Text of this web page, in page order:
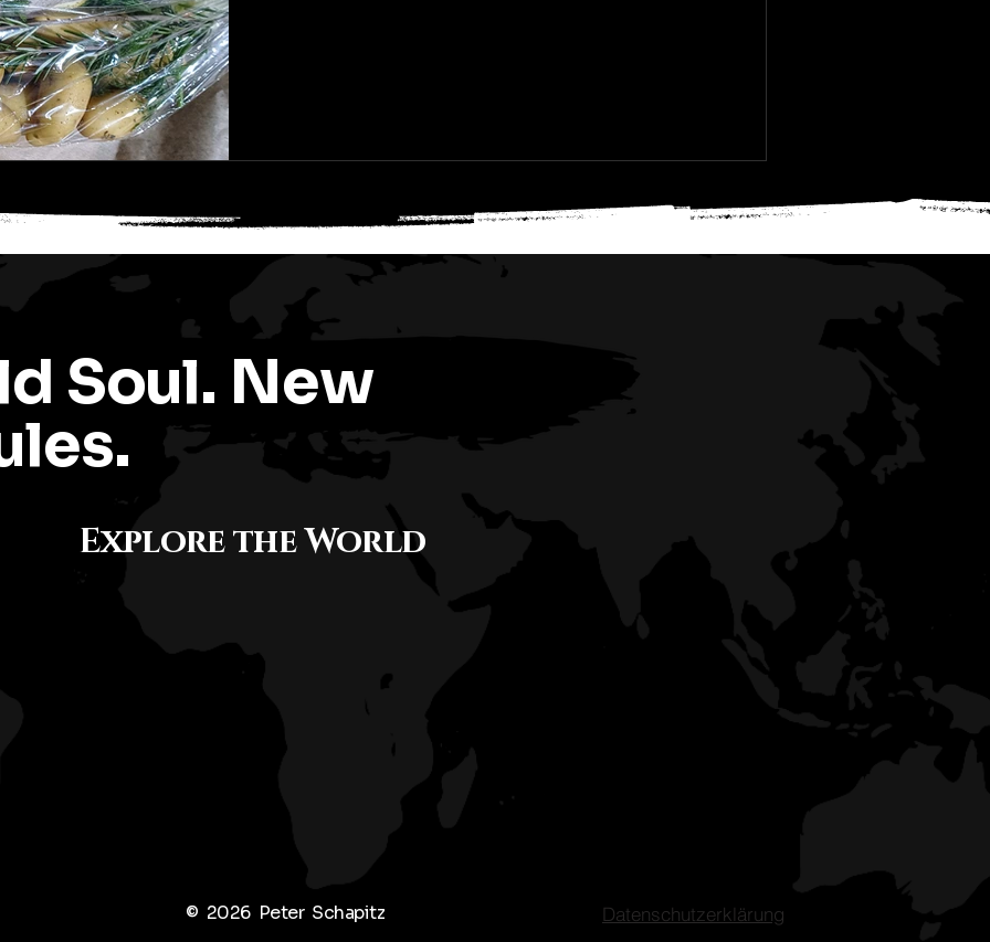
Soul. New
Explore the World
© 2026 Peter Schapitz Datenschutzerklärung